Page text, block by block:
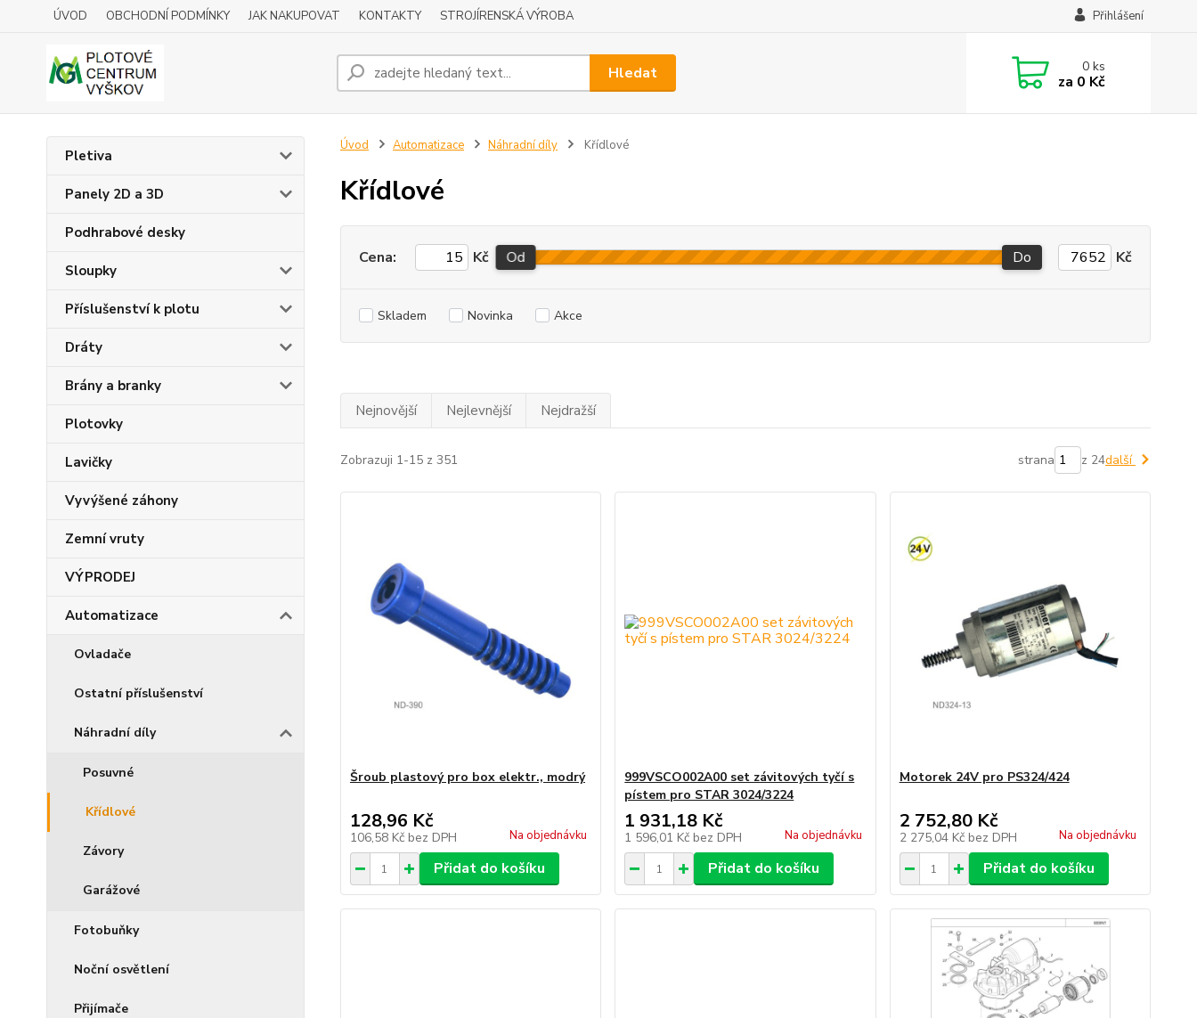
ÚVOD OBCHODNÍ PODMÍNKY JAK NAKUPOVAT KONTAKTY STROJÍRENSKÁ VÝROBA Přihlášení
Hledat 0ks
za 0 Kč
Pletiva
Panely 2D a 3D
Podhrabové desky
Sloupky
Příslušenství k plotu
Dráty
Brány a branky
Plotovky
Lavičky
Vyvýšené záhony
Zemní vruty
VÝPRODEJ
Automatizace
Ovladače
Ostatní příslušenství
Náhradní díly
Posuvné
Křídlové
Závory
Garážové
Fotobuňky
Noční osvětlení
Přijímače
Úvod Automatizace Náhradní díly Křídlové
Křídlové
Cena: Kč Od Do Kč
Skladem Novinka Akce
Nejnovější Nejlevnější Nejdražší
Zobrazuji 1-15 z 351 strana z 24další
Šroub plastový pro box elektr., modrý
128,96 Kč
106,58 Kč bez DPH Na objednávku
Přidat do košíku
999VSCO002A00 set závitových tyčí s
pístem pro STAR 3024/3224
1 931,18 Kč
1 596,01 Kč bez DPH Na objednávku
Přidat do košíku
Motorek 24V pro PS324/424
2 752,80 Kč
2 275,04 Kč bez DPH Na objednávku
Přidat do košíku